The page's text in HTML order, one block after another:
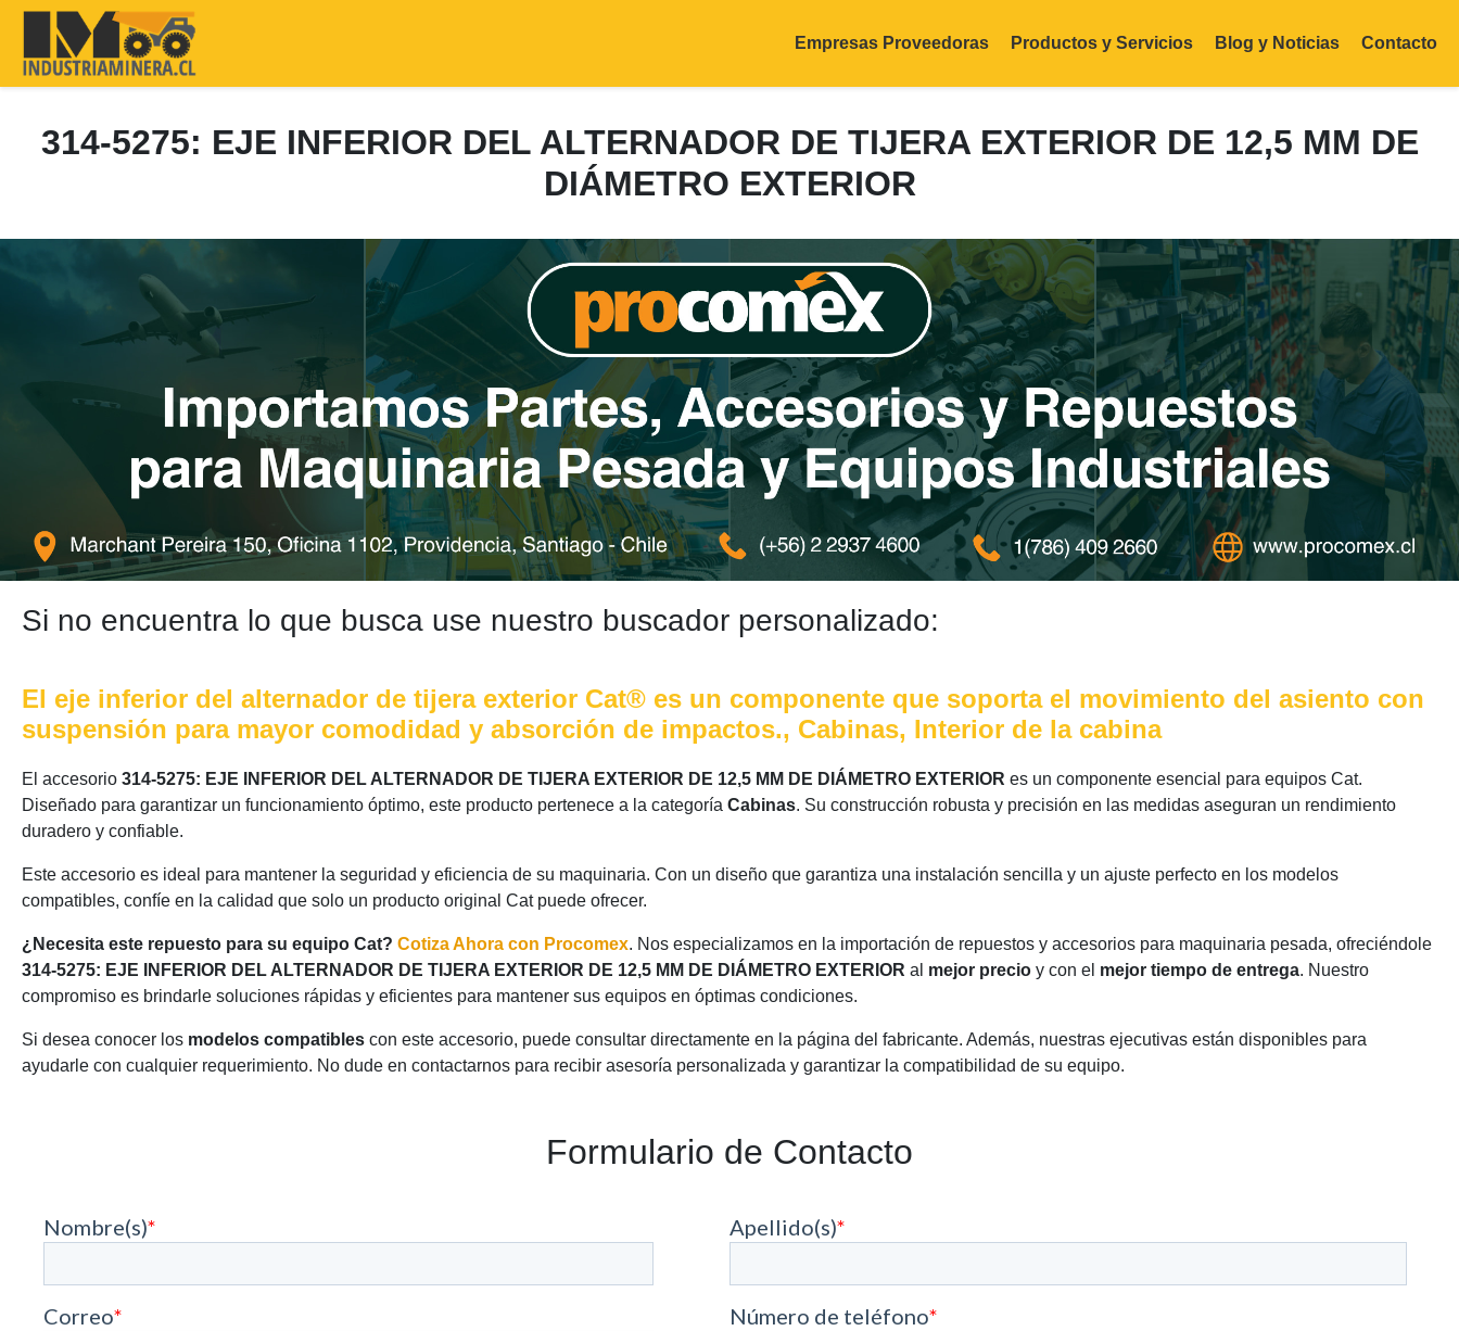
Empresas Proveedoras Productos y Servicios Blog y Noticias Contacto
314-5275: EJE INFERIOR DEL ALTERNADOR DE TIJERA EXTERIOR DE 12,5 MM DE
DIÁMETRO EXTERIOR
Si no encuentra lo que busca use nuestro buscador personalizado:
El eje inferior del alternador de tijera exterior Cat® es un componente que soporta el movimiento del asiento con
suspensión para mayor comodidad y absorción de impactos., Cabinas, Interior de la cabina
El accesorio 314-5275: EJE INFERIOR DEL ALTERNADOR DE TIJERA EXTERIOR DE 12,5 MM DE DIÁMETRO EXTERIOR es un componente esencial para equipos Cat.
Diseñado para garantizar un funcionamiento óptimo, este producto pertenece a la categoría Cabinas. Su construcción robusta y precisión en las medidas aseguran un rendimiento
duradero y confiable.
Este accesorio es ideal para mantener la seguridad y eficiencia de su maquinaria. Con un diseño que garantiza una instalación sencilla y un ajuste perfecto en los modelos
compatibles, confíe en la calidad que solo un producto original Cat puede ofrecer.
¿Necesita este repuesto para su equipo Cat? Cotiza Ahora con Procomex. Nos especializamos en la importación de repuestos y accesorios para maquinaria pesada, ofreciéndole
314-5275: EJE INFERIOR DEL ALTERNADOR DE TIJERA EXTERIOR DE 12,5 MM DE DIÁMETRO EXTERIOR al mejor precio y con el mejor tiempo de entrega. Nuestro
compromiso es brindarle soluciones rápidas y eficientes para mantener sus equipos en óptimas condiciones.
Si desea conocer los modelos compatibles con este accesorio, puede consultar directamente en la página del fabricante. Además, nuestras ejecutivas están disponibles para
ayudarle con cualquier requerimiento. No dude en contactarnos para recibir asesoría personalizada y garantizar la compatibilidad de su equipo.
Formulario de Contacto